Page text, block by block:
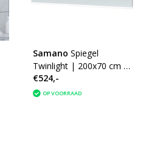
Samano Spiegel
Twinlight | 200x70 cm |
rechthoek | aluminium |
met LED verlichting
€524,-
OP VOORRAAD